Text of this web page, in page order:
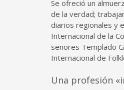
Se ofreció un
de la verdad;
diarios regionales y
Internacional de la
señores Templado
Internacional de
Una profesión